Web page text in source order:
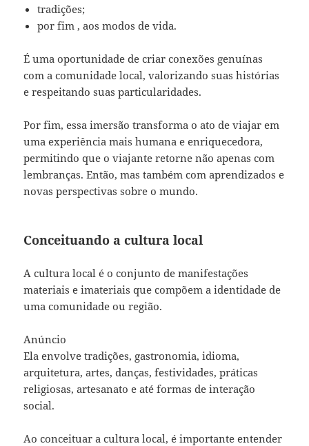
tradições;
por fim , aos modos de vida.
É uma oportunidade de criar conexões genuínas
com a comunidade local, valorizando suas histórias
e respeitando suas particularidades.
Por fim, essa imersão transforma o ato de viajar em
uma experiência mais humana e enriquecedora,
permitindo que o viajante retorne não apenas com
lembranças. Então, mas também com aprendizados e
novas perspectivas sobre o mundo.
Conceituando a cultura local
A cultura local é o conjunto de manifestações
materiais e imateriais que compõem a identidade de
uma comunidade ou região.
Anúncio
Ela envolve tradições, gastronomia, idioma,
arquitetura, artes, danças, festividades, práticas
religiosas, artesanato e até formas de interação
social.
Ao conceituar a cultura local, é importante entender